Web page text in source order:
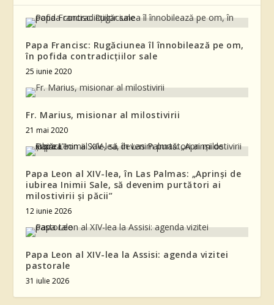
Papa Francisc: Rugăciunea îl înnobilează pe om,
în pofida contradicțiilor sale
25 iunie 2020
Fr. Marius, misionar al milostivirii
21 mai 2020
Papa Leon al XIV-lea, în Las Palmas: „Aprinși de
iubirea Inimii Sale, să devenim purtători ai
milostivirii și păcii”
12 iunie 2026
Papa Leon al XIV-lea la Assisi: agenda vizitei
pastorale
31 iulie 2026